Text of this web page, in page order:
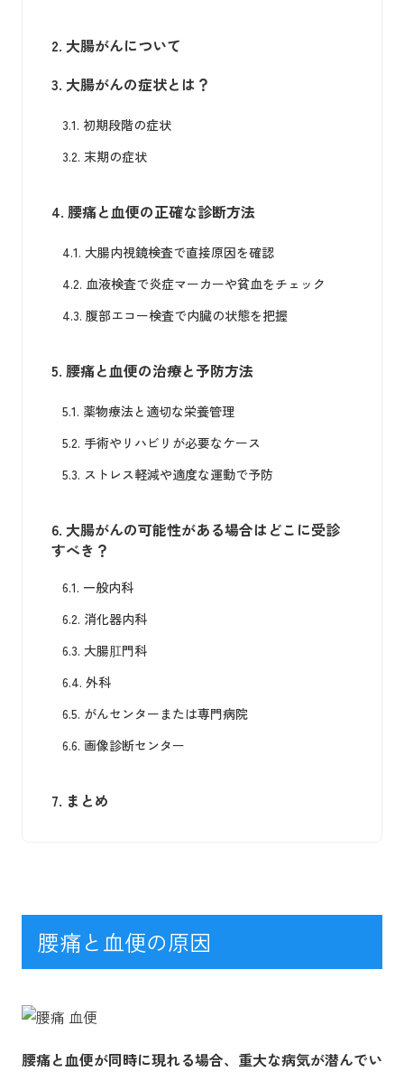
2. 大腸がんについて
3. 大腸がんの症状とは？
3.1. 初期段階の症状
3.2. 末期の症状
4. 腰痛と血便の正確な診断方法
4.1. 大腸内視鏡検査で直接原因を確認
4.2. 血液検査で炎症マーカーや貧血をチェック
4.3. 腹部エコー検査で内臓の状態を把握
5. 腰痛と血便の治療と予防方法
5.1. 薬物療法と適切な栄養管理
5.2. 手術やリハビリが必要なケース
5.3. ストレス軽減や適度な運動で予防
6. 大腸がんの可能性がある場合はどこに受診
すべき？
6.1. 一般内科
6.2. 消化器内科
6.3. 大腸肛門科
6.4. 外科
6.5. がんセンターまたは専門病院
6.6. 画像診断センター
7. まとめ
腰痛と血便の原因
腰痛と血便が同時に現れる場合、重大な病気が潜んでい